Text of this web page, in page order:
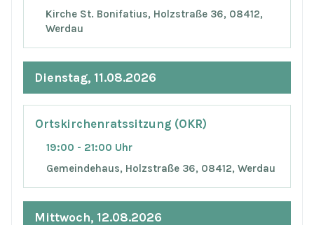
Kirche St. Bonifatius, Holzstraße 36, 08412,
Werdau
Dienstag, 11.08.2026
Ortskirchenratssitzung (OKR)
19:00 - 21:00 Uhr
Gemeindehaus, Holzstraße 36, 08412, Werdau
Mittwoch, 12.08.2026